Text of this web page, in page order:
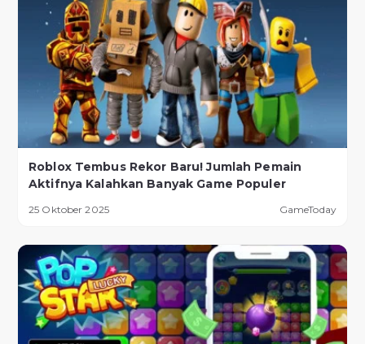
Roblox Tembus Rekor Baru! Jumlah Pemain
Aktifnya Kalahkan Banyak Game Populer
25 Oktober 2025 GameToday